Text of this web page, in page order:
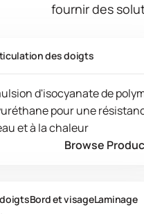
fournir des
des doigts
d'isocyanate de
pour une
et à la chaleur
Browse
Bord et visageLaminage